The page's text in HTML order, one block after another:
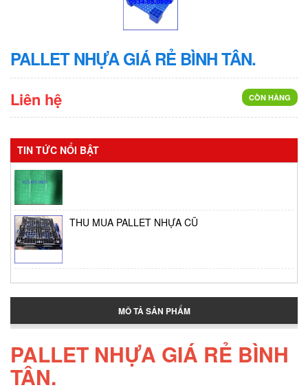
PALLET NHỰA GIÁ RẺ BÌNH TÂN.
CÒN HÀNG
Liên hệ
TIN TỨC NỔI BẬTVỉ phơi bánh tráng
THU MUA PALLET NHỰA CŨ
Thùng giữ lạnh tại Bình Tân
Thùng đựng đá lớn
MÔ TẢ SẢN PHẨM
PALLET NHỰA GIÁ RẺ BÌNH
TÂN.